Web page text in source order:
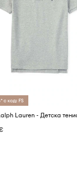
с код: FS